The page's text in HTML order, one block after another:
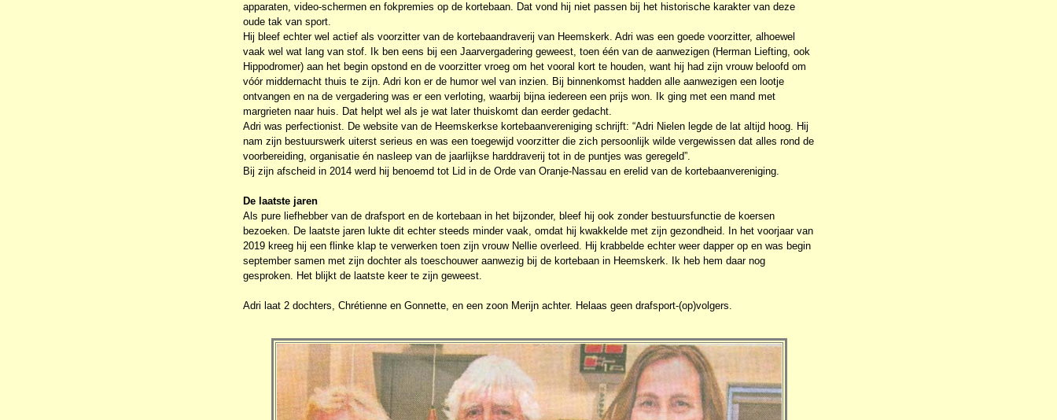
apparaten, video-schermen en fokpremies op de kortebaan. Dat vond hij niet passen bij het historische karakter van deze
oude tak van sport.
Hij bleef echter wel actief als voorzitter van de kortebaandraverij van Heemskerk. Adri was een goede voorzitter, alhoewel
vaak wel wat lang van stof. Ik ben eens bij een Jaarvergadering geweest, toen één van de aanwezigen (Herman Liefting, ook
Hippodromer) aan het begin opstond en de voorzitter vroeg om het vooral kort te houden, want hij had zijn vrouw beloofd om
vóór middernacht thuis te zijn. Adri kon er de humor wel van inzien. Bij binnenkomst hadden alle aanwezigen een lootje
ontvangen en na de vergadering was er een verloting, waarbij bijna iedereen een prijs won. Ik ging met een mand met
margrieten naar huis. Dat helpt wel als je wat later thuiskomt dan eerder gedacht.
Adri was perfectionist. De website van de Heemskerkse kortebaanvereniging schrijft: “Adri Nielen legde de lat altijd hoog. Hij
nam zijn bestuurswerk uiterst serieus en was een toegewijd voorzitter die zich persoonlijk wilde vergewissen dat alles rond de
voorbereiding, organisatie én nasleep van de jaarlijkse harddraverij tot in de puntjes was geregeld”.
Bij zijn afscheid in 2014 werd hij benoemd tot Lid in de Orde van Oranje-Nassau en erelid van de kortebaanvereniging.
De laatste jaren
Als pure liefhebber van de drafsport en de kortebaan in het bijzonder, bleef hij ook zonder bestuursfunctie de koersen
bezoeken. De laatste jaren lukte dit echter steeds minder vaak, omdat hij kwakkelde met zijn gezondheid. In het voorjaar van
2019 kreeg hij een flinke klap te verwerken toen zijn vrouw Nellie overleed. Hij krabbelde echter weer dapper op en was begin
september samen met zijn dochter als toeschouwer aanwezig bij de kortebaan in Heemskerk. Ik heb hem daar nog
gesproken. Het blijkt de laatste keer te zijn geweest.
Adri laat 2 dochters, Chrétienne en Gonnette, en een zoon Merijn achter. Helaas geen drafsport-(op)volgers.